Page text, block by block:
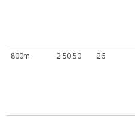
800m
2:50.50 26